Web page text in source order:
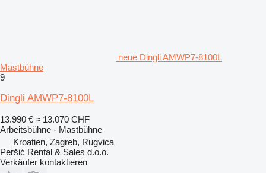
neue Dingli AMWP7-8100L
Mastbühne
9
Dingli AMWP7-8100L
13.990 € ≈ 13.070 CHF
Arbeitsbühne - Mastbühne
Kroatien, Zagreb, Rugvica
Peršić Rental & Sales d.o.o.
Verkäufer kontaktieren